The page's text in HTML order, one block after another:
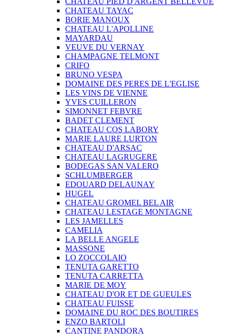
CHATEAU TAYAC
BORIE MANOUX
CHATEAU L'APOLLINE
MAYARDAU
VEUVE DU VERNAY
CHAMPAGNE TELMONT
CRIFO
BRUNO VESPA
DOMAINE DES PERES DE L'EGLISE
LES VINS DE VIENNE
YVES CUILLERON
SIMONNET FEBVRE
BADET CLEMENT
CHATEAU COS LABORY
MARIE LAURE LURTON
CHATEAU D'ARSAC
CHATEAU LAGRUGERE
BODEGAS SAN VALERO
SCHLUMBERGER
EDOUARD DELAUNAY
HUGEL
CHATEAU GROMEL BEL AIR
CHATEAU LESTAGE MONTAGNE
LES JAMELLES
CAMELIA
LA BELLE ANGELE
MASSONE
LO ZOCCOLAIO
TENUTA GARETTO
TENUTA CARRETTA
MARIE DE MOY
CHATEAU D'OR ET DE GUEULES
CHATEAU FUISSE
DOMAINE DU ROC DES BOUTIRES
ENZO BARTOLI
CANTINE PANDORA